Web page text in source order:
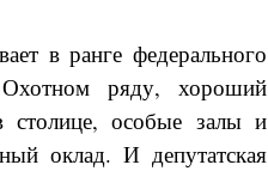
в ранге федерального
ряду, хороший
столице, особые залы и
оклад. И депутатская